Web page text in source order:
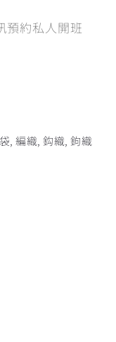
預約私人開班
, 編織, 鈎織, 鉤織